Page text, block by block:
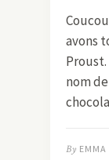
avons
nom
By EMMA